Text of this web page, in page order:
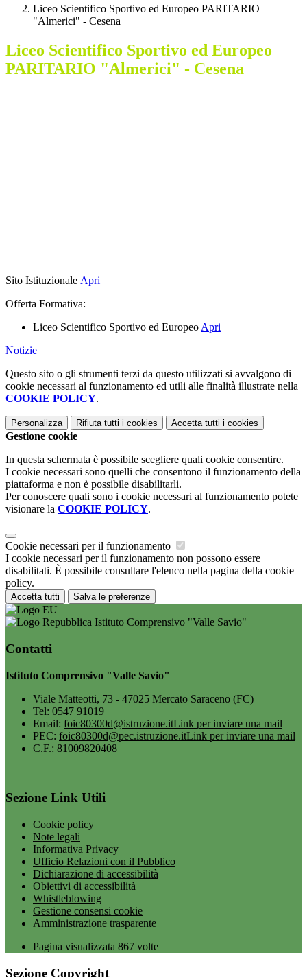
Liceo Scientifico Sportivo ed Europeo PARITARIO
"Almerici" - Cesena
Liceo Scientifico Sportivo ed Europeo
PARITARIO "Almerici" - Cesena
Sito Istituzionale Apri
Offerta Formativa:
Liceo Scientifico Sportivo ed Europeo Apri
Notizie
Questo sito o gli strumenti terzi da questo utilizzati si avvalgono di
cookie necessari al funzionamento ed utili alle finalità illustrate nella
COOKIE POLICY.
Personalizza Rifiuta tutti i cookies Accetta tutti i cookies
Gestione cookie
In questa schermata è possibile scegliere quali cookie consentire.
I cookie necessari sono quelli che consentono il funzionamento della
piattaforma e non è possibile disabilitarli.
Per conoscere quali sono i cookie necessari al funzionamento potete
visionare la COOKIE POLICY.
Cookie necessari per il funzionamento
I cookie necessari per il funzionamento non possono essere
disabilitati. È possibile consultare l'elenco nella pagina della cookie
policy.
Accetta tutti Salva le preferenze
Istituto Comprensivo "Valle Savio"
Contatti
Istituto Comprensivo "Valle Savio"
Viale Matteotti, 73 - 47025 Mercato Saraceno (FC)
Tel: 0547 91019
Email: foic80300d@istruzione.itLink per inviare una mail
PEC: foic80300d@pec.istruzione.itLink per inviare una mail
C.F.: 81009820408
Sezione Link Utili
Cookie policy
Note legali
Informativa Privacy
Ufficio Relazioni con il Pubblico
Dichiarazione di accessibilità
Obiettivi di accessibilità
Whistleblowing
Gestione consensi cookie
Amministrazione trasparente
Pagina visualizzata 867 volte
Sezione Copyright